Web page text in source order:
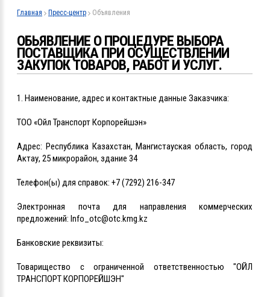
Главная Пресс-центр Объявления
ОБЬЯВЛЕНИЕ О ПРОЦЕДУРЕ ВЫБОРА
ПОСТАВЩИКА ПРИ ОСУЩЕСТВЛЕНИИ
ЗАКУПОК ТОВАРОВ, РАБОТ И УСЛУГ.
1. Наименование, адрес и контактные данные Заказчика:
ТОО «Ойл Транспорт Корпорейшэн»
Адрес: Республика Казахстан, Мангистауская область, город
Актау, 25 микрорайон, здание 34
Телефон(ы) для справок: +7 (7292) 216-347
Электронная почта для направления коммерческих
предложений: Info_otc@otc.kmg.kz
Банковские реквизиты:
Товарищество с ограниченной ответственностью "ОЙЛ
ТРАНСПОРТ КОРПОРЕЙШЭН"